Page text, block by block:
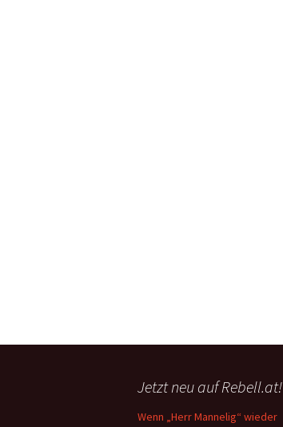
Jetzt neu auf Rebell.at!
Wenn „Herr Mannelig“ wieder